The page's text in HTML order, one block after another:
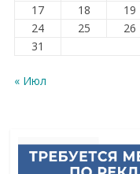
17
18 19
24
25 26
31
« Июл